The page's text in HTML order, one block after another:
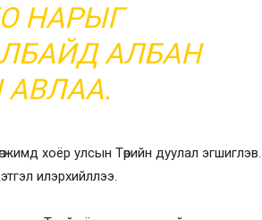
НАРЫГ
АЛБАН
АВЛАА.
хоёр улсын Төрийн дуулал эгшиглэв.
илэрхийллээ.